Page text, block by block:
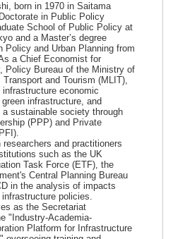
born in 1970 in Saitama
in Public Policy
School of Public Policy at
and a Master’s degree
Policy and Urban Planning from
a Chief Economist for
Policy Bureau of the Ministry of
and Tourism (MLIT),
economic
infrastructure, and
a sustainable society through
(PPP) and Private
researchers and practitioners
such as the UK
Task Force (ETF), the
Central Planning Bureau
in the analysis of impacts
policies.
as the Secretariat
"Industry-Academia-
Platform for Infrastructure